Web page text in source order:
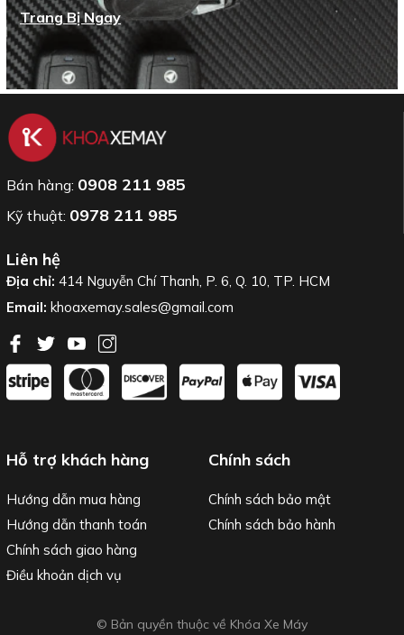
Trang Bị Ngay
Bán hàng: 0908 211 985
Kỹ thuật: 0978 211 985
Liên hệ
Địa chỉ: 414 Nguyễn Chí Thanh, P. 6, Q. 10, TP. HCM
Email: khoaxemay.sales@gmail.com
Hỗ trợ khách hàng
Hướng dẫn mua hàng
Hướng dẫn thanh toán
Chính sách giao hàng
Điều khoản dịch vụ
Chính sách
Chính sách bảo mật
Chính sách bảo hành
© Bản quyền thuộc về Khóa Xe Máy